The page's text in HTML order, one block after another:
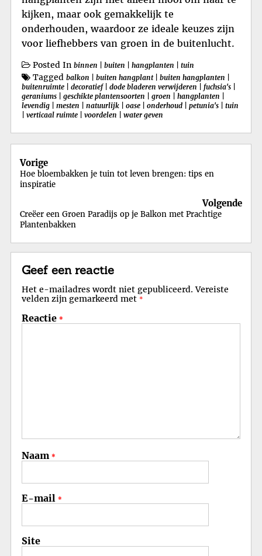
kijken, maar ook gemakkelijk te
onderhouden, waardoor ze ideale keuzes zijn
voor liefhebbers van groen in de buitenlucht.
Posted In binnen buiten hangplanten tuin
Tagged balkon buiten hangplant| buiten hangplanten
buitenruimte
decoratief| dode bladeren verwijderen fuchsia's
geraniums
geschikte plantensoorten groen hangplanten
levendig
mesten natuurlijk oase onderhoud petunia's
tuin
verticaal ruimte voordelen water geven
Berichtnavigatie
Vorige
Hoe bloembakken je tuin tot leven brengen: tips en
inspiratie
Volgende
Creëer een Groen Paradijs op je Balkon met Prachtige
Plantenbakken
Geef een reactie
Het e-mailadres wordt niet gepubliceerd. Vereiste
velden zijn gemarkeerd met *
Reactie *
Naam *
E-mail *
Site